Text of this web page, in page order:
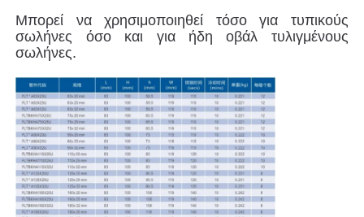
Εγκαταστάσεις μετάβασης
Μηχανές συγκόλλησης με ηλεκτροσύνθεση
Εργαλείο σύντηξης οπίσθιας
Εργαλεία ηλεκτροσύνθεσης
Μπορεί να χρησιμοποιηθεί τόσο για τυπικούς
σωλήνες όσο και για ήδη οβάλ τυλιγμένους
σωλήνες.